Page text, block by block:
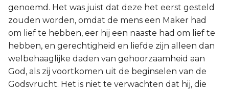
genoemd. Het was juist dat deze het eerst gesteld
zouden worden, omdat de mens een Maker had
om lief te hebben, eer hij een naaste had om lief te
hebben, en gerechtigheid en liefde zijn alleen dan
welbehaaglijke daden van gehoorzaamheid aan
God, als zij voortkomen uit de beginselen van de
Godsvrucht. Het is niet te verwachten dat hij, die